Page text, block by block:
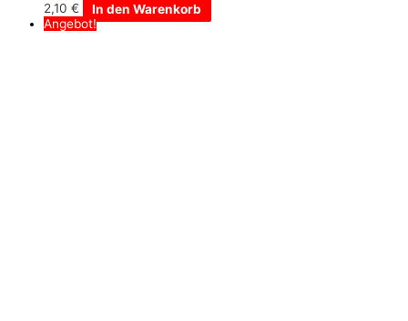
2,10 €
In den Warenkorb
Angebot!